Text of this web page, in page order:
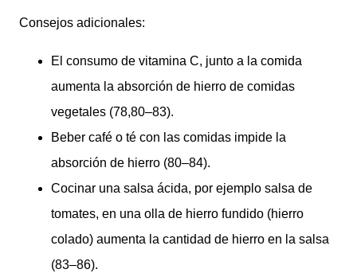
Consejos adicionales:
El consumo de vitamina C, junto a la comida
aumenta la absorción de hierro de comidas
vegetales (78,80–83).
Beber café o té con las comidas impide la
absorción de hierro (80–84).
Cocinar una salsa ácida, por ejemplo salsa de
tomates, en una olla de hierro fundido (hierro
colado) aumenta la cantidad de hierro en la salsa
(83–86).